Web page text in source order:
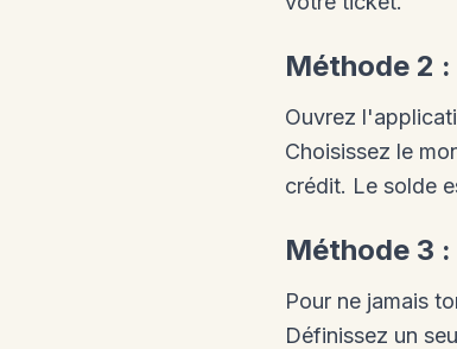
Méthode 2
Ouvrez
Choisissez le
crédit. Le solde
Méthode 3
Pour ne jamais
Définissez un